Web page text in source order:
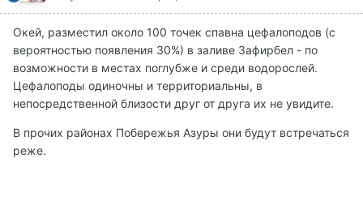
Окей, разместил около 100 точек спавна цефалоподов (с
вероятностью появления 30%) в заливе Зафирбел - по
возможности в местах поглубже и среди водорослей.
Цефалоподы одиночны и территориальны, в
непосредственной близости друг от друга их не увидите.
В прочих районах Побережья Азуры они будут встречаться
реже.